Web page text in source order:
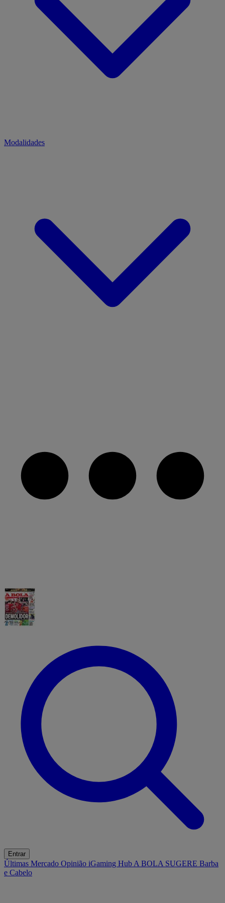
Modalidades
Entrar
Últimas Mercado Opinião iGaming Hub A BOLA SUGERE Barba
e Cabelo